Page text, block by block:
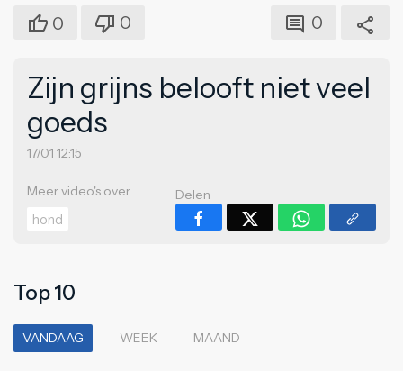
0 0 0
Zijn grijns belooft niet veel
goeds
17/01 12:15
Meer video's over
hond
Delen
Top 10
VANDAAG WEEK MAAND